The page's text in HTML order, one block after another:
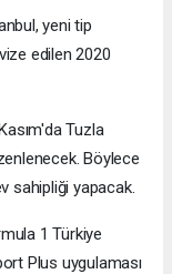
yeni tip
edilen 2020
Tuzla
Böylece
sahipliği yapacak.
1 Türkiye
Plus uygulaması